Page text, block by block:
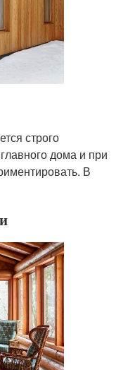
строго
дома и при
В